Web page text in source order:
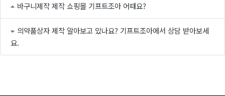
바구니제작 제작 쇼핑몰 기프트조아 어때요?
의약품상자 제작 알아보고 있나요? 기프트조아에서 상담 받아보세
요.